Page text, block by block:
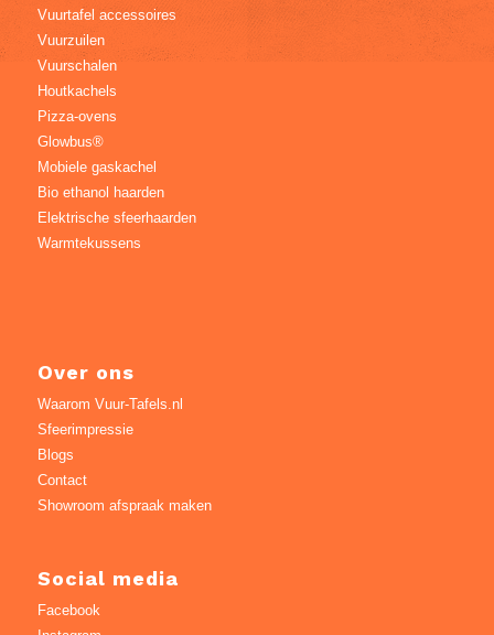
Vuurtafel accessoires
Vuurzuilen
Vuurschalen
Houtkachels
Pizza-ovens
Glowbus®
Mobiele gaskachel
Bio ethanol haarden
Elektrische sfeerhaarden
Warmtekussens
Over ons
Waarom Vuur-Tafels.nl
Sfeerimpressie
Blogs
Contact
Showroom afspraak maken
Social media
Facebook